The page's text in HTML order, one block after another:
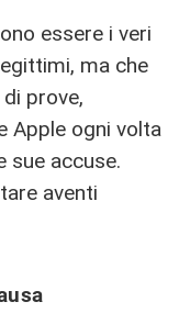
essere i veri
ma che
prove,
Apple ogni volta
sue accuse.
aventi